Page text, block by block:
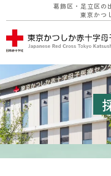
グ
ロ
ー
バ
ル
ナ
本
文
へ
ロ
ー
カ
ル
ナ
ビ
フ
ッ
タ
ー
へ
葛飾区・足立区の
東京かつ